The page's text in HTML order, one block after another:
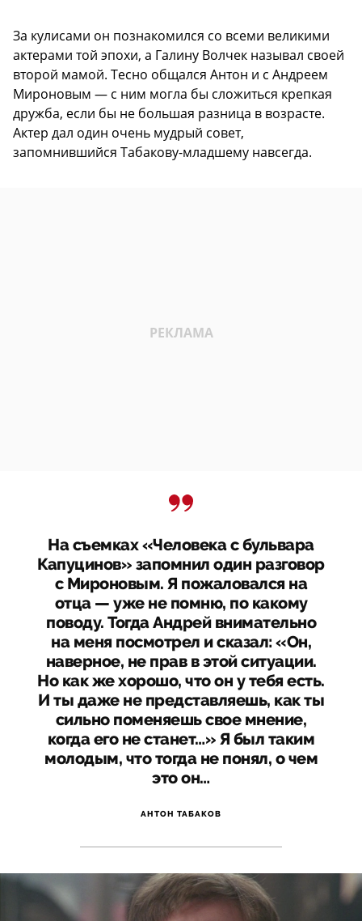
За кулисами он познакомился со всеми великими
актерами той эпохи, а Галину Волчек называл своей
второй мамой. Тесно общался Антон и с Андреем
Мироновым — с ним могла бы сложиться крепкая
дружба, если бы не большая разница в возрасте.
Актер дал один очень мудрый совет,
запомнившийся Табакову-младшему навсегда.
На съемках «Человека с бульвара
Капуцинов» запомнил один разговор
с Мироновым. Я пожаловался на
отца — уже не помню, по какому
поводу. Тогда Андрей внимательно
на меня посмотрел и сказал: «Он,
наверное, не прав в этой ситуации.
Но как же хорошо, что он у тебя есть.
И ты даже не представляешь, как ты
сильно поменяешь свое мнение,
когда его не станет…» Я был таким
молодым, что тогда не понял, о чем
это он…
АНТОН ТАБАКОВ